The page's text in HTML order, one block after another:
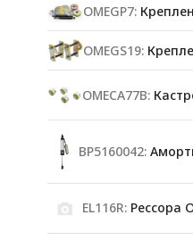
OMEGP7:
OMEGS19:
OMECA77B:
BP5160042:
EL116R:Рессора